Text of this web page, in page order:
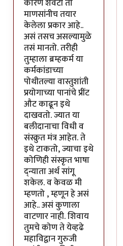
कारण शेवटी तो
माणसांनीच तयार
केलेला प्रकार आहे..
असं तसच असल्यामुळे
तसं मानतो. तरीही
तुम्हाला ब्रम्हकर्म या
कर्मकांडाच्या
पोथीतल्या वास्तुशांती
प्रयोगाच्या पानांचे प्रींट
औट काढून इथे
दाखवतो. ज्यात या
बलीदानाचा विधी व
संस्क्रुत मंत्र आहेत. ते
इथे टाकतो, ज्याचा इथे
कोणिही संस्कृत भाषा
द्न्याता अर्थ सांगू
शकेल. व केवळ मी
म्हणतो , म्हणून हे असं
आहे.. असं कुणाला
वाटणार नाही. शिवाय
तुमचे कोण ते येव्हढे
महाविद्वान गुरुजी